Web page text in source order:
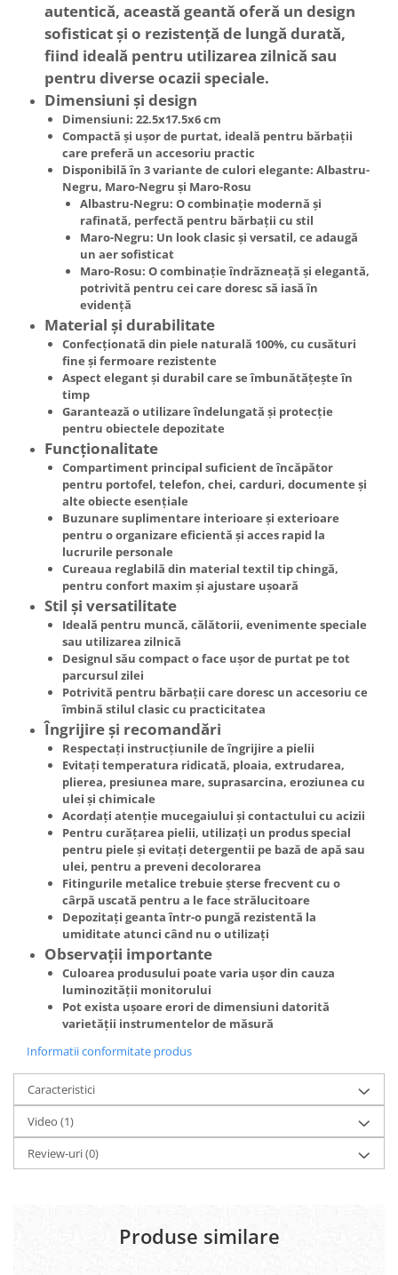
autentică, această geantă oferă un design
sofisticat și o rezistență de lungă durată,
fiind ideală pentru utilizarea zilnică sau
pentru diverse ocazii speciale.
Dimensiuni și design
Dimensiuni: 22.5x17.5x6 cm
Compactă și ușor de purtat, ideală pentru bărbații
care preferă un accesoriu practic
Disponibilă în 3 variante de culori elegante: Albastru-
Negru, Maro-Negru și Maro-Rosu
Albastru-Negru: O combinație modernă și
rafinată, perfectă pentru bărbații cu stil
Maro-Negru: Un look clasic și versatil, ce adaugă
un aer sofisticat
Maro-Rosu: O combinație îndrăzneață și elegantă,
potrivită pentru cei care doresc să iasă în
evidență
Material și durabilitate
Confecționată din piele naturală 100%, cu cusături
fine și fermoare rezistente
Aspect elegant și durabil care se îmbunătățește în
timp
Garantează o utilizare îndelungată și protecție
pentru obiectele depozitate
Funcționalitate
Compartiment principal suficient de încăpător
pentru portofel, telefon, chei, carduri, documente și
alte obiecte esențiale
Buzunare suplimentare interioare și exterioare
pentru o organizare eficientă și acces rapid la
lucrurile personale
Cureaua reglabilă din material textil tip chingă,
pentru confort maxim și ajustare ușoară
Stil și versatilitate
Ideală pentru muncă, călătorii, evenimente speciale
sau utilizarea zilnică
Designul său compact o face ușor de purtat pe tot
parcursul zilei
Potrivită pentru bărbații care doresc un accesoriu ce
îmbină stilul clasic cu practicitatea
Îngrijire și recomandări
Respectați instrucțiunile de îngrijire a pielii
Evitați temperatura ridicată, ploaia, extrudarea,
plierea, presiunea mare, suprasarcina, eroziunea cu
ulei și chimicale
Acordați atenție mucegaiului și contactului cu acizii
Pentru curățarea pielii, utilizați un produs special
pentru piele și evitați detergentii pe bază de apă sau
ulei, pentru a preveni decolorarea
Fitingurile metalice trebuie șterse frecvent cu o
cârpă uscată pentru a le face strălucitoare
Depozitați geanta într-o pungă rezistentă la
umiditate atunci când nu o utilizați
Observații importante
Culoarea produsului poate varia ușor din cauza
luminozității monitorului
Pot exista ușoare erori de dimensiuni datorită
varietății instrumentelor de măsură
Informatii conformitate produs
Caracteristici
Video (1)
Review-uri(0)
Produse similare